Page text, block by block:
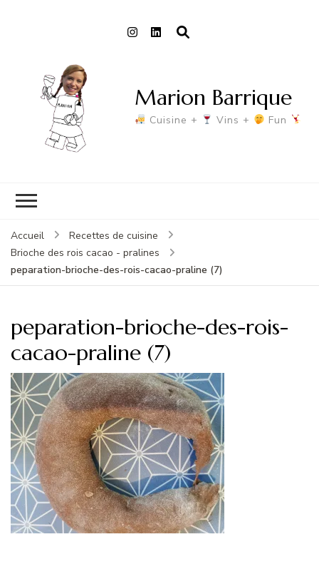
Marion Barrique
Cuisine + Vins + Fun
Accueil
Recettes de cuisine
Brioche des rois cacao - pralines
peparation-brioche-des-rois-cacao-praline (7)
peparation-brioche-des-rois-
cacao-praline (7)